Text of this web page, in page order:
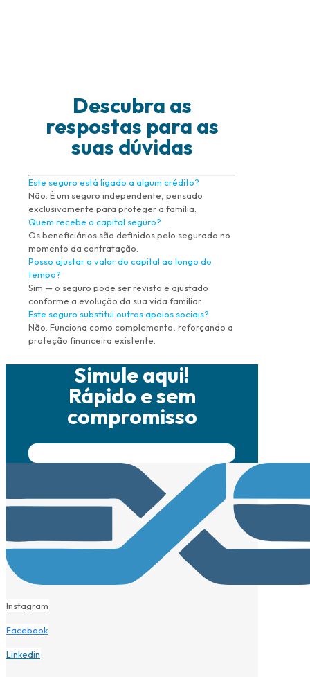
Descubra as
respostas para as
suas dúvidas
Este seguro está ligado a algum crédito?
Não. É um seguro independente, pensado
exclusivamente para proteger a família.
Quem recebe o capital seguro?
Os beneficiários são definidos pelo segurado no
momento da contratação.
Posso ajustar o valor do capital ao longo do
tempo?
Sim — o seguro pode ser revisto e ajustado
conforme a evolução da sua vida familiar.
Este seguro substitui outros apoios sociais?
Não. Funciona como complemento, reforçando a
proteção financeira existente.
Simule aqui!
Rápido e sem
compromisso
Instagram
Facebook
Linkedin